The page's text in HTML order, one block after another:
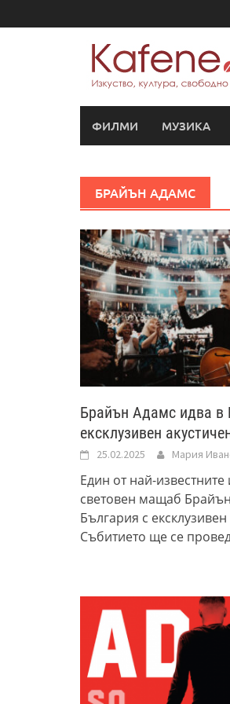
to
ФИЛМИ МУЗИКА
БРАЙЪН АДАМС
Брайън Адамс идва в
ексклузивен
25.02.2025 Мария
Един от най-
световен мащаб
България с
Събитието ще се